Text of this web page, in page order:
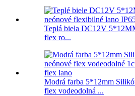
Teplá biela DC12V
flex ro...
Modrá farba 5*12mm
flex vodeodolná ...